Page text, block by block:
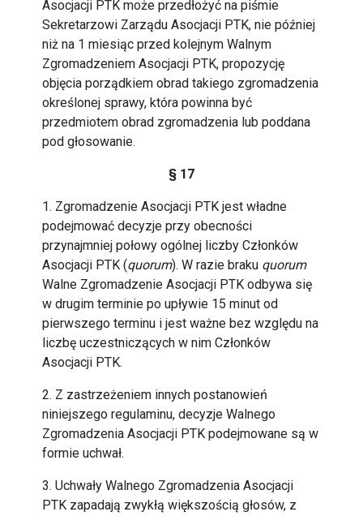
Asocjacji PTK może przedłożyć na piśmie
Sekretarzowi Zarządu Asocjacji PTK, nie później
niż na 1 miesiąc przed kolejnym Walnym
Zgromadzeniem Asocjacji PTK, propozycję
objęcia porządkiem obrad takiego zgromadzenia
określonej sprawy, która powinna być
przedmiotem obrad zgromadzenia lub poddana
pod głosowanie.
§ 17
1. Zgromadzenie Asocjacji PTK jest władne
podejmować decyzje przy obecności
przynajmniej połowy ogólnej liczby Członków
Asocjacji PTK (quorum). W razie braku quorum
Walne Zgromadzenie Asocjacji PTK odbywa się
w drugim terminie po upływie 15 minut od
pierwszego terminu i jest ważne bez względu na
liczbę uczestniczących w nim Członków
Asocjacji PTK.
2. Z zastrzeżeniem innych postanowień
niniejszego regulaminu, decyzje Walnego
Zgromadzenia Asocjacji PTK podejmowane są w
formie uchwał.
3. Uchwały Walnego Zgromadzenia Asocjacji
PTK zapadają zwykłą większością głosów, z